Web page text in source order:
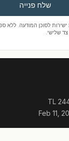
שלח פנייה
לסוכן המודעה. ללא
שלישי.